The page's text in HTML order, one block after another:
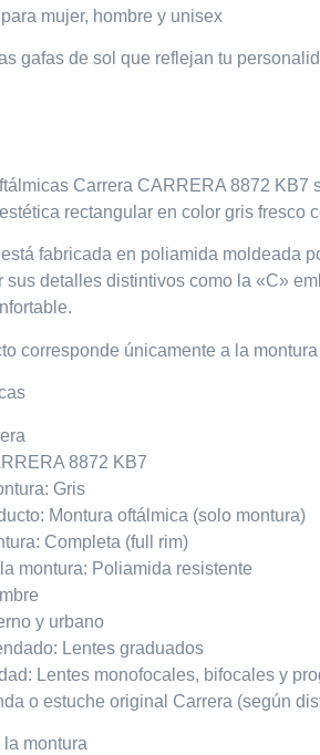
mujer, hombre y unisex
gafas de sol que reflejan tu
Carrera CARRERA 8872 KB7
rectangular en color gris fresco
fabricada en poliamida moldeada
sus detalles distintivos como la «C»
corresponde únicamente a la
8872 KB7
Gris
Montura oftálmica (solo montura)
Completa (full rim)
montura: Poliamida resistente
y urbano
Lentes graduados
Lentes monofocales, bifocales y
o estuche original Carrera (según
montura